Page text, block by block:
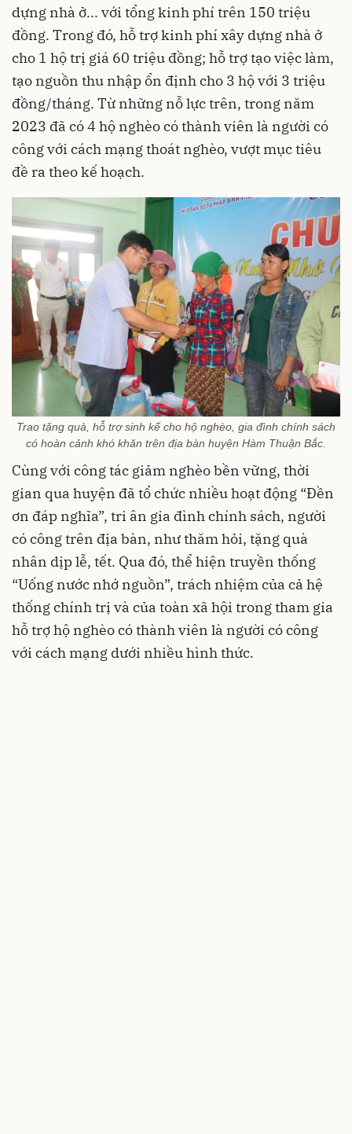
dựng nhà ở... với tổng kinh phí trên 150 triệu
đồng. Trong đó, hỗ trợ kinh phí xây dựng nhà ở
cho 1 hộ trị giá 60 triệu đồng; hỗ trợ tạo việc làm,
tạo nguồn thu nhập ổn định cho 3 hộ với 3 triệu
đồng/tháng. Từ những nỗ lực trên, trong năm
2023 đã có 4 hộ nghèo có thành viên là người có
công với cách mạng thoát nghèo, vượt mục tiêu
đề ra theo kế hoạch.
Trao tặng quà, hỗ trợ sinh kế cho hộ nghèo, gia đình chính sách
có hoàn cảnh khó khăn trên địa bàn huyện Hàm Thuận Bắc.
Cùng với công tác giảm nghèo bền vững, thời
gian qua huyện đã tổ chức nhiều hoạt động “Đền
ơn đáp nghĩa”, tri ân gia đình chính sách, người
có công trên địa bàn, như thăm hỏi, tặng quà
nhân dịp lễ, tết. Qua đó, thể hiện truyền thống
“Uống nước nhớ nguồn”, trách nhiệm của cả hệ
thống chính trị và của toàn xã hội trong tham gia
hỗ trợ hộ nghèo có thành viên là người có công
với cách mạng dưới nhiều hình thức.